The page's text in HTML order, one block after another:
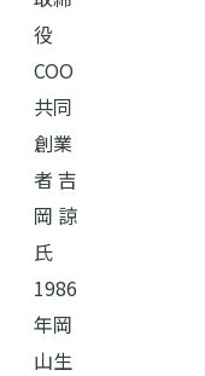
役
COO
共同
創業
者 吉
岡 諒
氏
1986
年岡
山生